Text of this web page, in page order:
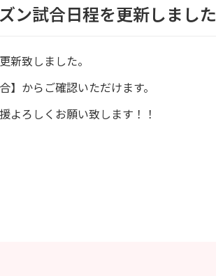
ン試合日程を更新しました
新致しました。
】からご確認いただけます。
よろしくお願い致します！！